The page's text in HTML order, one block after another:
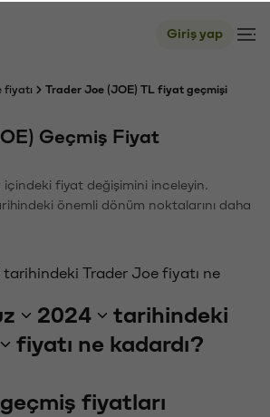
Giriş yap
fiyatı Trader Joe (JOE) TL fiyat geçmişi
Geçmiş Fiyat
içindeki fiyat değişimini inceleyin.
önemli dönüm noktalarını daha
tarihindeki Trader Joe fiyatı ne
2024
tarihindeki
fiyatı ne kadardı?
fiyatları